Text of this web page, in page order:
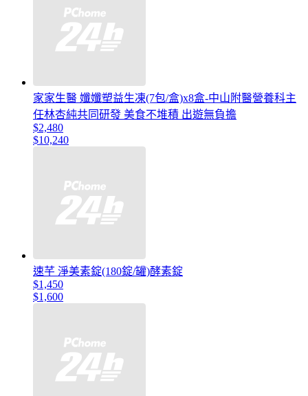
家家生醫 孅孅塑益生凍(7包/盒)x8盒-中山附醫營養科主
任林杏純共同研發 美食不堆積 出遊無負擔
$2,480
$10,240
速芊 淨美素錠(180錠/罐)酵素錠
$1,450
$1,600